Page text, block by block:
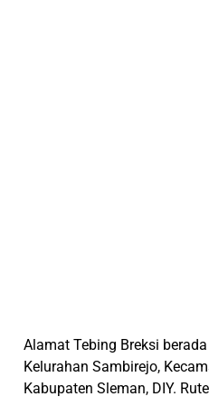
Alamat Tebing Breksi
Kelurahan Sambirejo,
Kabupaten Sleman, DIY.